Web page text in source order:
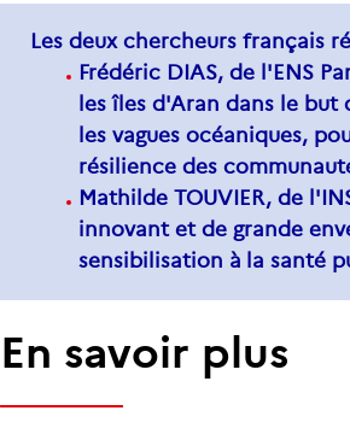
Les deux chercheurs français
Frédéric DIAS, de l'ENS
les îles d'Aran dans le but
les vagues océaniques,
résilience des
Mathilde TOUVIER, de
innovant et de grande
sensibilisation à la santé
En savoir plus